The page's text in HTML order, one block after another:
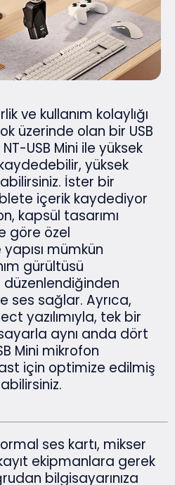
ve kullanım kolaylığı
üzerinde olan bir USB
USB Mini ile yüksek
yüksek
İster bir
içerik kaydediyor
kapsül tasarımı
göre özel
mümkün
gürültüsü
ses sağlar. Ayrıca,
yazılımıyla, tek bir
aynı anda dört
Mini mikrofon
için optimize edilmiş
ses kartı, mikser
ekipmanlara gerek
bilgisayarınıza